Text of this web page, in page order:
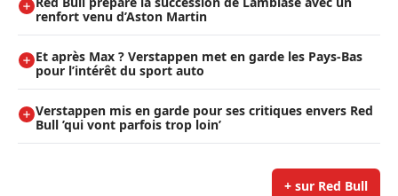
renfort venu d’Aston Martin
Et après Max ? Verstappen met en garde les Pays-Bas
pour l’intérêt du sport auto
Verstappen mis en garde pour ses critiques envers Red
Bull ’qui vont parfois trop loin’
+ sur Red Bull